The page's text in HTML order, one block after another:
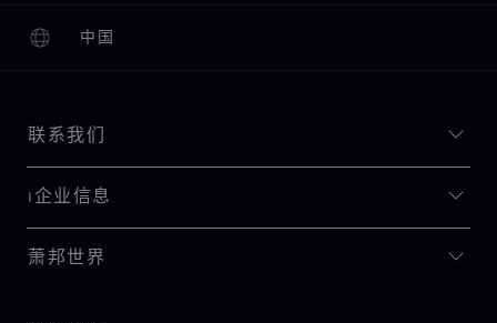
中国
本地化（更改国家/地区）
更改国家/地区
联系我们
I企业信息
萧邦世界